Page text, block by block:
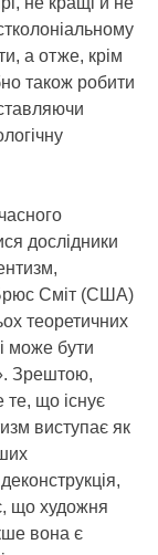
а отже, крім
також робити
дослідники
Брюс Сміт (США)
теоретичних
може бути
Зрештою,
що існує
виступає як
що художня
вона є